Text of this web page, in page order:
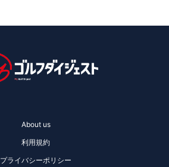
About us
利用規約
プライバシーポリシー